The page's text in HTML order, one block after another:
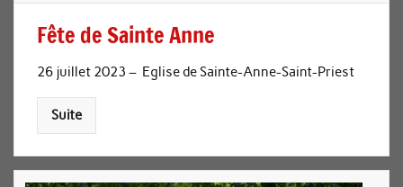
Fête de Sainte Anne
26 juillet 2023 – Eglise de Sainte-Anne-Saint-Priest
Suite